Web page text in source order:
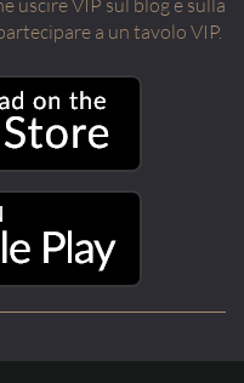
a un tavolo VIP.